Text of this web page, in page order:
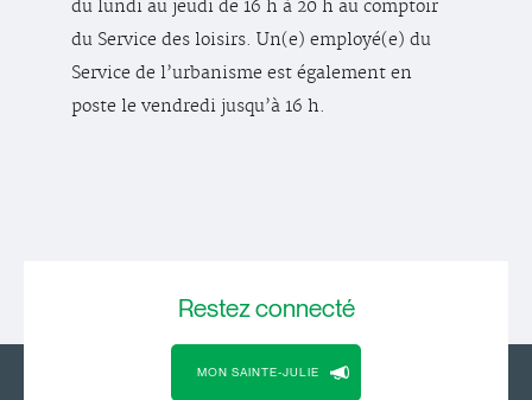
du lundi au jeudi de 16 h à 20 h au comptoir
du Service des loisirs. Un(e) employé(e) du
Service de l’urbanisme est également en
poste le vendredi jusqu’à 16 h.
Restezconnecté
MON SAINTE-JULIE